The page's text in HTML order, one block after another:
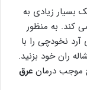
زیادی به
کند. به منظور
نخودچی را با
ران خود بزنید.
موجب درمان عرق